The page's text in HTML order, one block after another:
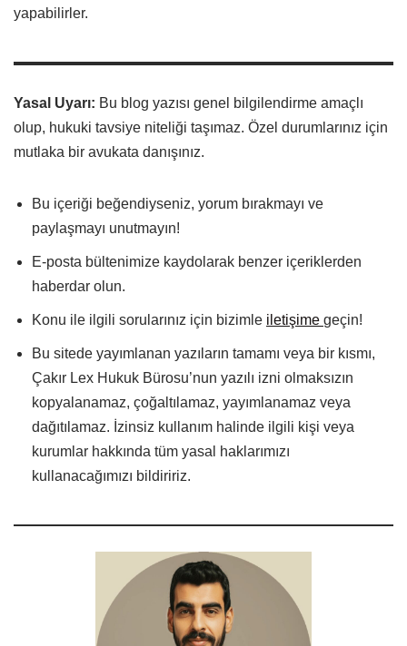
yapabilirler.
Yasal Uyarı: Bu blog yazısı genel bilgilendirme amaçlı
olup, hukuki tavsiye niteliği taşımaz. Özel durumlarınız için
mutlaka bir avukata danışınız.
Bu içeriği beğendiyseniz, yorum bırakmayı ve
paylaşmayı unutmayın!
E-posta bültenimize kaydolarak benzer içeriklerden
haberdar olun.
Konu ile ilgili sorularınız için bizimle iletişime geçin!
Bu sitede yayımlanan yazıların tamamı veya bir kısmı,
Çakır Lex Hukuk Bürosu’nun yazılı izni olmaksızın
kopyalanamaz, çoğaltılamaz, yayımlanamaz veya
dağıtılamaz. İzinsiz kullanım halinde ilgili kişi veya
kurumlar hakkında tüm yasal haklarımızı
kullanacağımızı bildiririz.